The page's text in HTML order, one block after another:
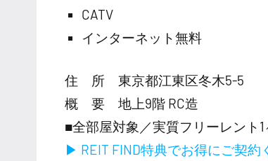
CATV
インターネット無料
住 所 東京都江東区冬木5-5
概 要 地上9階 RC造
■全部屋対象／実質フリーレント
▶ REIT FIND特典でお得にご契約